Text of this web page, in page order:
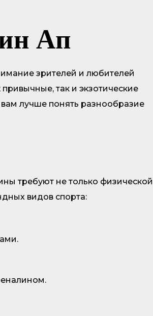
Ап
зрителей и любителей
так и экзотические
лучше понять разнообразие
требуют не только физической
видов спорта: